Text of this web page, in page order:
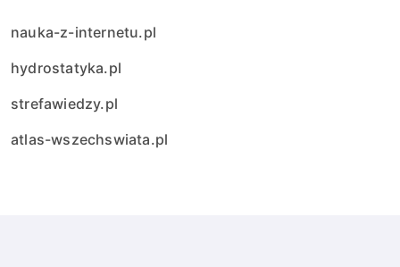
nauka-z-internetu.pl
hydrostatyka.pl
strefawiedzy.pl
atlas-wszechswiata.pl